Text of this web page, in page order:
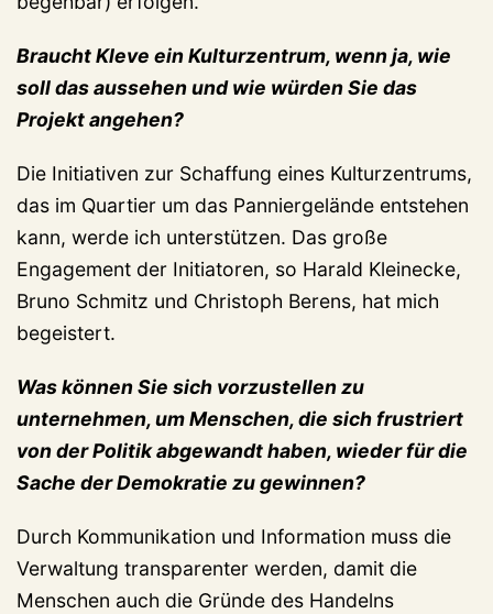
Braucht Kleve ein Kulturzentrum, wenn ja, wie
soll das aussehen und wie würden Sie das
Projekt angehen?
Die Initiativen zur Schaffung eines Kulturzentrums,
das im Quartier um das Panniergelände entstehen
kann, werde ich unterstützen. Das große
Engagement der Initiatoren, so Harald Kleinecke,
Bruno Schmitz und Christoph Berens, hat mich
begeistert.
Was können Sie sich vorzustellen zu
unternehmen, um Menschen, die sich frustriert
von der Politik abgewandt haben, wieder für die
Sache der Demokratie zu gewinnen?
Durch Kommunikation und Information muss die
Verwaltung transparenter werden, damit die
Menschen auch die Gründe des Handelns